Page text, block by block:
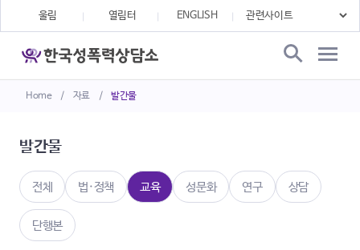
Home / 자료 / 발간물
울림 열림터 ENGLISH
발간물
전체 법·정책 교육 성문화 연구 상담
단행본